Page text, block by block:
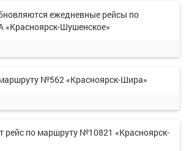
ежедневные рейсы по
Шушенское»
№562 «Красноярск-Шира»
рейс по маршруту №10821 «Красноярск-